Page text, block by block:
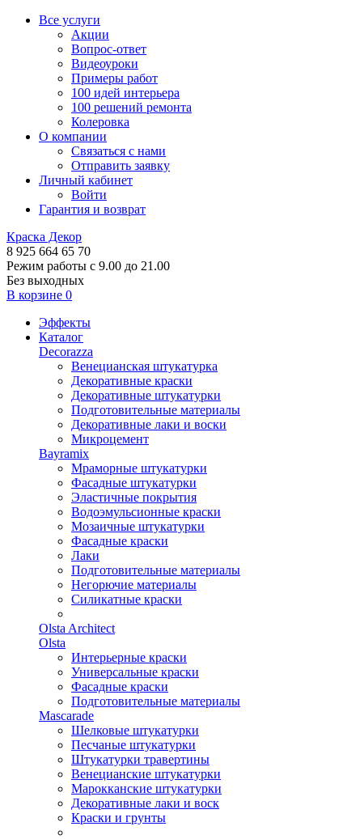
Все услуги
Акции
Вопрос-ответ
Видеоуроки
Примеры работ
100 идей интерьера
100 решений ремонта
Колеровка
О компании
Связаться с нами
Отправить заявку
Личный кабинет
Войти
Гарантия и возврат
Краска Декор
8 925 664 65 70
Режим работы с 9.00 до 21.00
Без выходных
В корзине 0
Эффекты
Каталог
Decorazza
Венецианская штукатурка
Декоративные краски
Декоративные штукатурки
Подготовительные материалы
Декоративные лаки и воски
Микроцемент
Bayramix
Мраморные штукатурки
Фасадные штукатурки
Эластичные покрытия
Водоэмульсионные краски
Мозаичные штукатурки
Фасадные краски
Лаки
Подготовительные материалы
Негорючие материалы
Силикатные краски
Olsta Architect
Olsta
Интерьерные краски
Универсальные краски
Фасадные краски
Подготовительные материалы
Mascarade
Шелковые штукатурки
Песчаные штукатурки
Штукатурки травертины
Венецианские штукатурки
Марокканские штукатурки
Декоративные лаки и воск
Краски и грунты